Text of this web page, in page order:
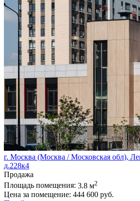
г. Москва (Москва / Московская обл),
д.228к4
Продажа
Площадь помещения: 3.8 м2
Цена за помещение: 444 600 руб.